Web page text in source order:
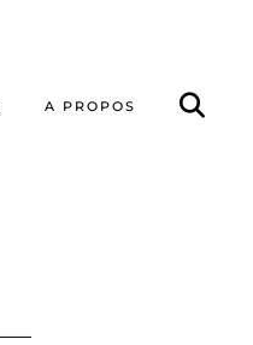
A PROPOS